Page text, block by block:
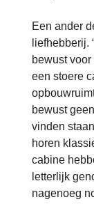
Een ander
liefhebberij.
bewust
een stoere
bewust
vinden
horen
cabine
letterlijk
nagenoeg